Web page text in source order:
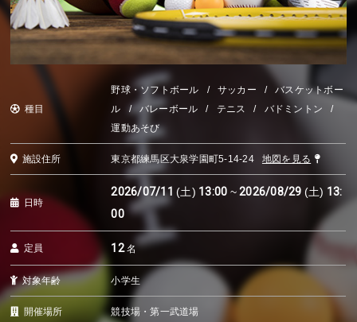
対象年齢 から探す
種目
野球・ソフトボール サッカー
バスケットボー
ル
バレーボール テニス
バドミントン
運動あそび
施設住所 東京都練馬区大泉学園町5-14-24 地図を見る
日時
2026/07/11(土) 13:00 ~ 2026/08/29 (土) 13:
00
定員 12名
対象年齢 小学生
開催場所 競技場・第一武道場